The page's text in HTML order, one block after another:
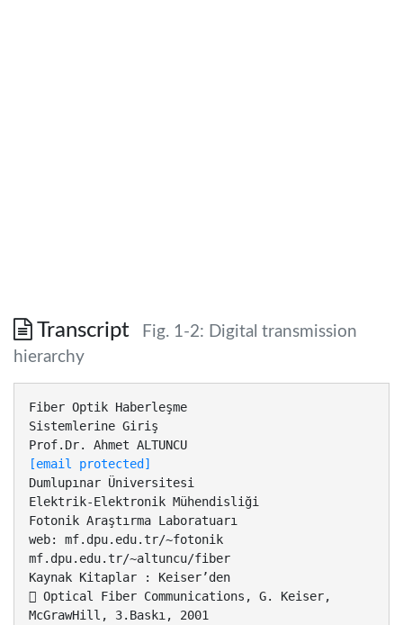
Transcript
Fig. 1-2: Digital transmission
hierarchy
Fiber Optik Haberleşme
Sistemlerine Giriş
[email protected]
Dumlupınar Üniversitesi
Elektrik-Elektronik Mühendisliği
Fotonik Araştırma Laboratuarı
web: mf.dpu.edu.tr/~fotonik
mf.dpu.edu.tr/~altuncu/fiber
Kaynak Kitaplar : Keiser’den
 Optical Fiber Communications, G. Keiser,
McGrawHill, 3.Baskı, 2001